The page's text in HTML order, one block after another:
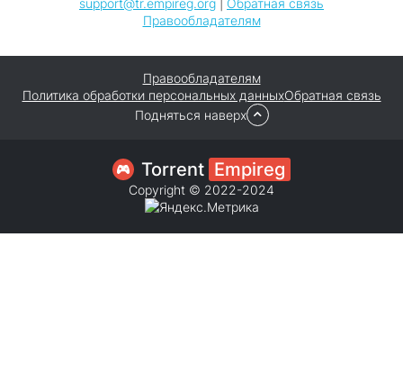
Правообладателям
Правообладателям
Политика обработки персональных данныхОбратная связь
Подняться наверх
Torrent Empireg
Copyright © 2022-2024